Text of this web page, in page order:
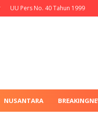
UU Pers No. 40 Tahun 1999
NUSANTARA